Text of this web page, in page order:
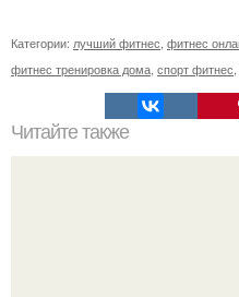
Категории: лучший фитнес фитнес
фитнес тренировка дома спорт фитнес
Читайте также